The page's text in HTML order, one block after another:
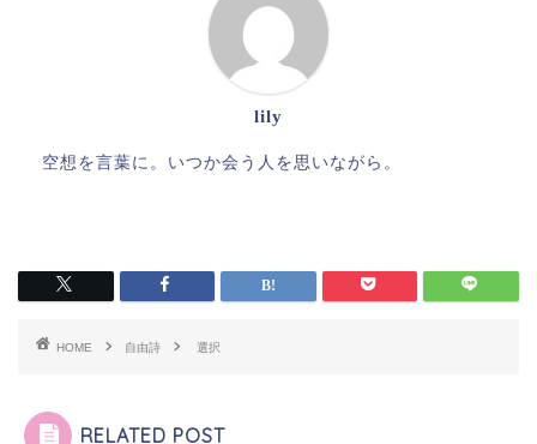
lily
空想を言葉に。いつか会う人を思いながら。
HOME 自由詩 選択
RELATED POST